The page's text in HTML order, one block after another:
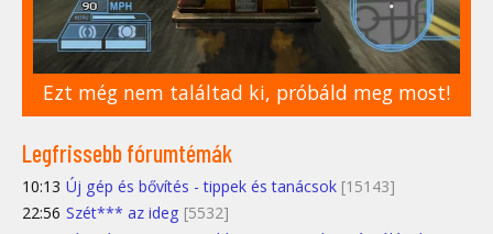
Ezt még nem találtad ki, próbáld meg most!
Legfrissebb fórumtémák
10:13 Új gép és bővítés - tippek és tanácsok [15143]
22:56 Szét*** az ideg [5532]